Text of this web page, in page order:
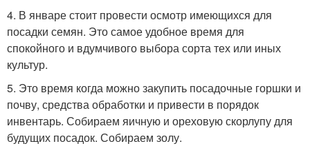
4. В январе стоит провести осмотр имеющихся для
посадки семян. Это самое удобное время для
спокойного и вдумчивого выбора сорта тех или иных
культур.
5. Это время когда можно закупить посадочные горшки и
почву, средства обработки и привести в порядок
инвентарь. Собираем яичную и ореховую скорлупу для
будущих посадок. Собираем золу.